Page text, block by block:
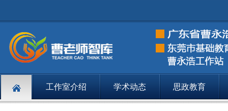
工作室介绍 学术动态 思政教育